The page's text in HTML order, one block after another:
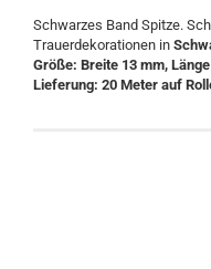
Schwarzes Band Spitze.
Trauerdekorationen in
Größe: Breite 13 mm,
Lieferung: 20 Meter auf